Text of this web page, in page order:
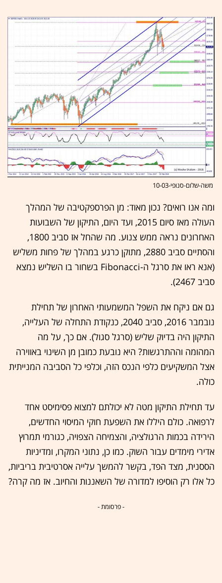
משה-שלום-סנופי-10-03
ומה אנו רואים? נכון מאוד: מן הפרספקטיבה של המהלך
העולה מאז סיום 2015, ועד היום, התיקון של השבועות
האחרונים נראה ממש צנוע. מה שהחל אז סביב 1800,
והסתיים סביב 2880, מתוקן כרגע במהלך של פחות משליש
(אנא ראו את סרגל ה-Fibonacci בשחור בו השליש נמצא
סביב 2467).
גם אם ניקח את השפל המשמעותי האחרון של תחילת
נובמבר 2016, סביב 2040, כנקודת התחלה של העלייה,
התיקון היה בדיוק שליש (סרגל סגול). אם כך, על מה
המהומה וההתרגשות? היא נובעת כמובן מן השינוי באווירה
אצל המשקיעים כלפי הנכס הזה, וכלפי כל הסביבה המנייתית
כולה.
עד תחילת התיקון מטה לא יכולתם למצוא פסימיסט אחד
לרפואה. כולם היללו את השפעת חוקי המיסוי החדשים,
הירידה בכמות הרגולציה, והצמיחה הצפויה, כגורמי תמרוץ
אדירי מימדים עבור השוק. כמו כן, נתוני המקרו, ומדיניות
הססנית, מצד הפד, בקשר להמשך עלייה אסרטיבית בריביות,
כל אלו רק הוסיפו למדורה של השאננות והחיוב. אז מה קרה?
- פרסומת -